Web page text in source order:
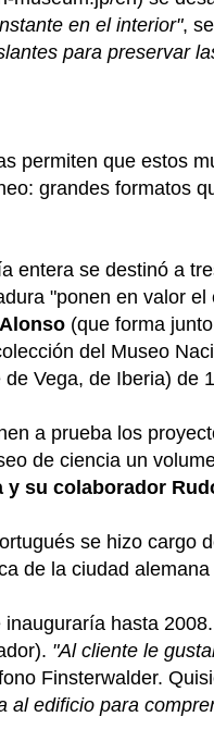
en el interior",
para preservar
permiten que estos
grandes formatos
entera se destinó a
"ponen en valor
(que forma
del Museo
Vega, de Iberia) de
a prueba los
de ciencia un
y su colaborador
se hizo cargo
de la ciudad
hasta
"Al cliente le
Finsterwalder.
al edificio para